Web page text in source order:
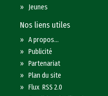
» Jeunes
Nos liens utiles
»A propos...
»Publicité
»Partenariat
»Plan du site
»Flux RSS 2.0